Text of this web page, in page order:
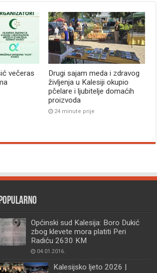
večeras
Drugi sajam meda i zdravog
življenja u Kalesiji okupio
pčelare i ljubitelje domaćih
proizvoda
24 minute prije
Općinski sud Kalesija: Boro Dukić
zbog klevete mora platiti Peri
Radiću 2630 KM
04.01.2016.
Kalesijsko ljeto 2026 |